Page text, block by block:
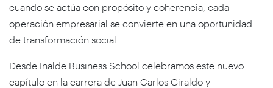
cuando se actúa con propósito y coherencia, cada
operación empresarial se convierte en una oportunidad
de transformación social.
Desde Inalde Business School celebramos este nuevo
capítulo en la carrera de Juan Carlos Giraldo y